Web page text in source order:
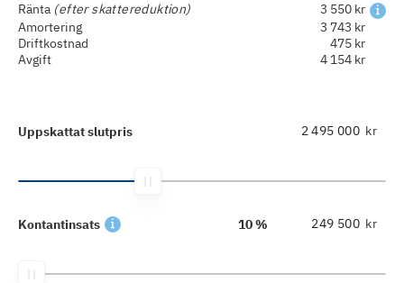
Ränta (efter skattereduktion)
3 550 kr
Amortering
3 743 kr
Driftkostnad
475 kr
Avgift
4 154 kr
Uppskattat slutpris kr
Kontantinsats 10 % kr